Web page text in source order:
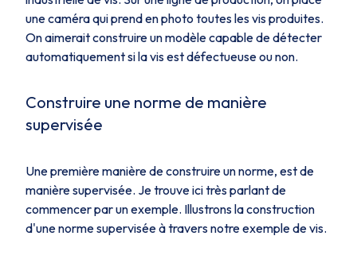
une caméra qui prend en photo toutes les vis produites.
On aimerait construire un modèle capable de détecter
automatiquement si la vis est défectueuse ou non.
Construire une norme de manière
supervisée
Une première manière de construire un norme, est de
manière supervisée. Je trouve ici très parlant de
commencer par un exemple. Illustrons la construction
d'une norme supervisée à travers notre exemple de vis.